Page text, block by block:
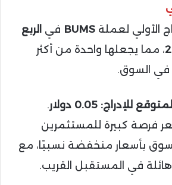
الأولي لعملة BUMS في الربع
، مما يجعلها واحدة من أكثر
في السوق.
للإدراج: 0.05 دولار
.
فرصة كبيرة للمستثمرين
بأسعار منخفضة نسبيًا، مع
هائلة في المستقبل القريب.